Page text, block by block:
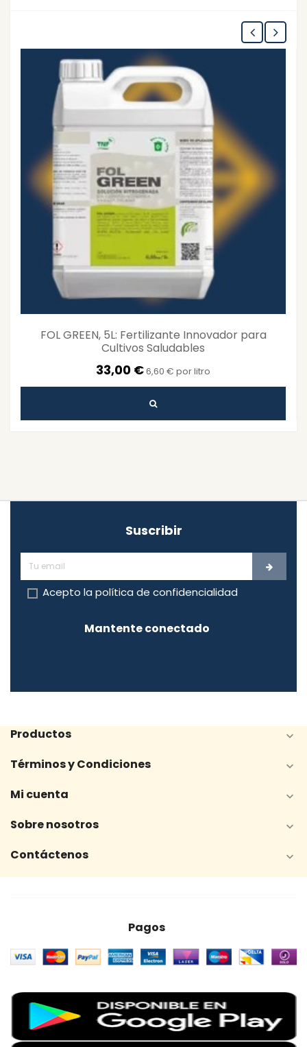
FOL GREEN, 5L: Fertilizante Innovador para
Cultivos Saludables
33,00 €6,60 € por litro
Suscribir
Acepto la política de confidencialidad
Mantente conectado
Productos 
Términos y Condiciones 
Mi cuenta 
Sobre nosotros 
Contáctenos 
Pagos